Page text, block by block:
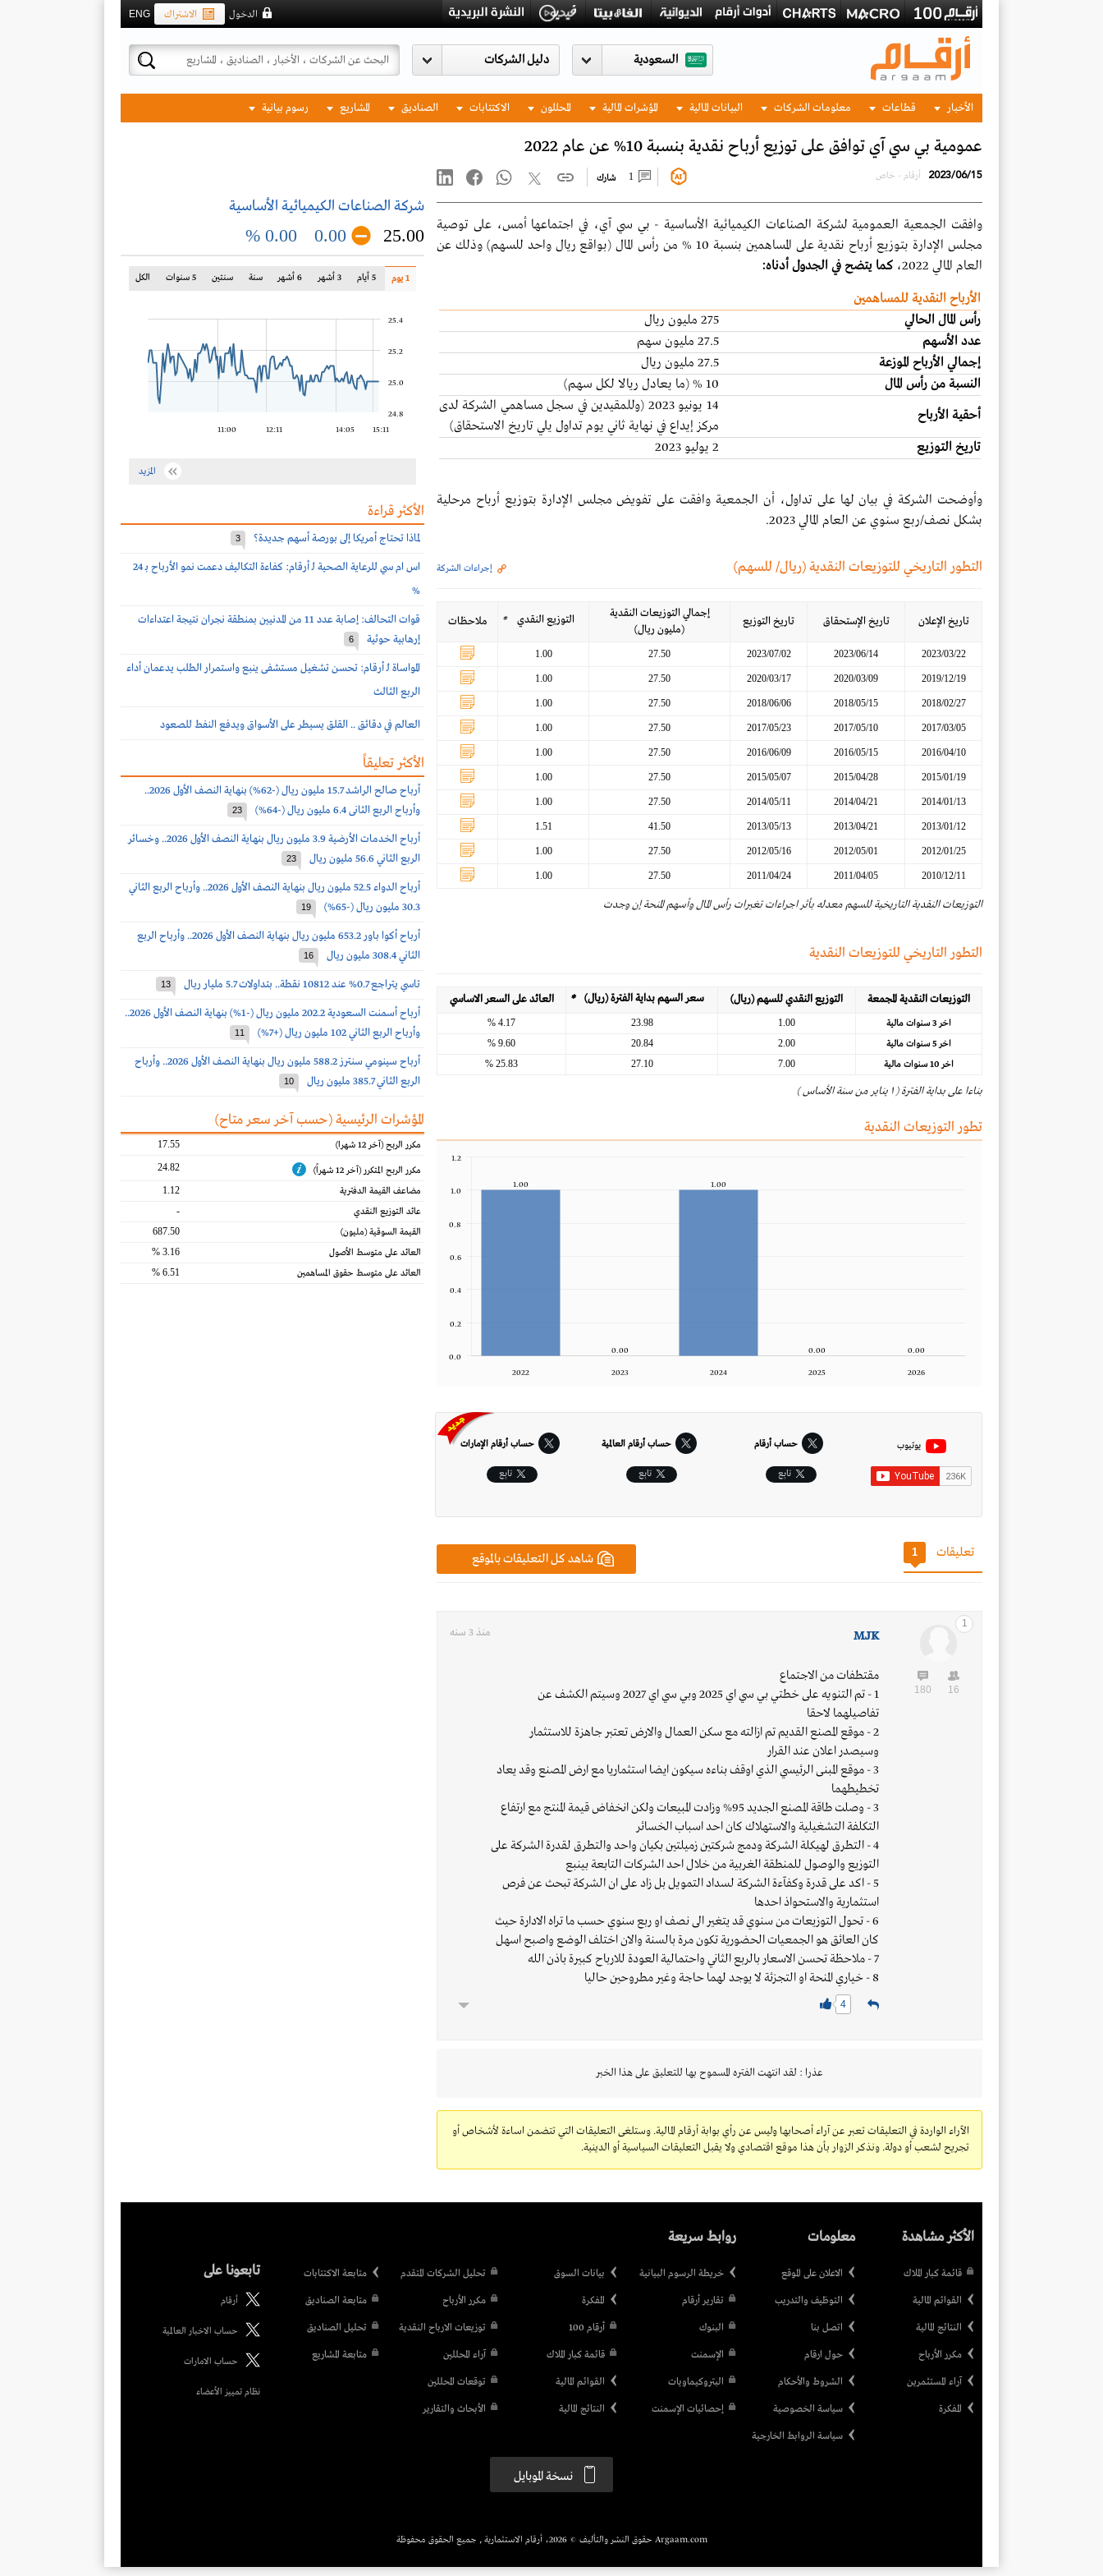
ENG الاشتراك الدخول
السعودية
الأخبار قطاعات معلومات الشركات البيانات المالية المؤشرات المالية المحللون الاكتتابات الصناديق المشاريع رسوم بيانية
عمومية بي سي آي توافق على توزيع أرباح نقدية بنسبة 10% عن عام 2022
2023/06/15 أرقام - خاص شارك 1
وافقت الجمعية العمومية لشركة الصناعات الكيميائية الأساسية - بي سي آي، في اجتماعها أمس، على توصية
مجلس الإدارة بتوزيع أرباح نقدية على المساهمين بنسبة 10 % من رأس المال (بواقع ريال واحد للسهم) وذلك عن
العام المالي 2022،
كما يتضح في الجدول أدناه:
الأرباح النقدية للمساهمين
رأس المال الحالي
275 مليون ريال
عدد الأسهم
27.5 مليون سهم
إجمالي الأرباح الموزعة
27.5 مليون ريال
النسبة من رأس المال
10 % (ما يعادل ريالا لكل سهم)
أحقية الأرباح
14 يونيو 2023 (وللمقيدين في سجل مساهمي الشركة لدى
مركز إيداع في نهاية ثاني يوم تداول يلي تاريخ الاستحقاق)
تاريخ التوزيع
2 يوليو 2023
وأوضحت الشركة في بيان لها على تداول، أن الجمعية وافقت على تفويض مجلس الإدارة بتوزيع أرباح مرحلية
بشكل نصف/ربع سنوي عن العام المالي 2023.
التطور التاريخي للتوزيعات النقدية (ريال/ للسهم) إجراءات الشركة
ملاحظات التوزيع النقدي *
إجمالي التوزيعات النقدية
(مليون ريال)
تاريخ التوزيع تاريخ الإستحقاق تاريخ الإعلان
1.00 27.50 2023/07/02 2023/06/14 2023/03/22
1.00 27.50 2020/03/17 2020/03/09 2019/12/19
1.00 27.50 2018/06/06 2018/05/15 2018/02/27
1.00 27.50 2017/05/23 2017/05/10 2017/03/05
1.00 27.50 2016/06/09 2016/05/15 2016/04/10
1.00 27.50 2015/05/07 2015/04/28 2015/01/19
1.00 27.50 2014/05/11 2014/04/21 2014/01/13
1.51 41.50 2013/05/13 2013/04/21 2013/01/12
1.00 27.50 2012/05/16 2012/05/01 2012/01/25
1.00 27.50 2011/04/24 2011/04/05 2010/12/11
التوزيعات النقدية التاريخية للسهم معدله بأثر اجراءات تغيرات رأس المال وأسهم المنحة إن وجدت
التطور التاريخي للتوزيعات النقدية
التوزيعات النقدية المجمعة التوزيع النقدي للسهم (ريال) * سعر السهم بداية الفترة (ريال) العائد على السعر الاساسي
اخر 3 سنوات مالية 1.00
23.98
4.17 %
اخر 5 سنوات مالية
2.00
20.84
9.60 %
اخر 10 سنوات مالية
7.00
27.10
25.83 %
بناءا على بداية الفترة ( ١ يناير من سنة الأساس )
تطور التوزيعات النقدية
1.00
0.00
1.00
0.00 0.00
2022 2023 2024 2025 2026
0.0
0.2
0.4
0.6
0.8
1.0
1.2
يوتيوب حساب أرقام
تابِع
حساب أرقام العالمية
تابِع
حساب أرقام الإمارات‎
تابِع
شاهد كل التعليقات بالموقع تعليقات 1
1
16
180
MJK منذ 3 سنه
مقتطفات من الاجتماع
1 - تم التنويه على خطتي بي سي اي 2025 وبي سي اي 2027 وسيتم الكشف عن
تفاصيلهما لاحقا
2 - موقع المصنع القديم تم ازالته مع سكن العمال والارض تعتبر جاهزة للاستثمار
وسيصدر اعلان عند القرار
3 - موقع المبنى الرئيسي الذي اوقف بناءه سيكون ايضا استثماريا مع ارض المصنع وقد يعاد
تخطيطهما
3 - وصلت طاقة المصنع الجديد 95% وزادت المبيعات ولكن انخفاض قيمة المنتج مع ارتفاع
التكلفة التشغيلية والاستهلاك كان احد اسباب الخسائر
4 - التطرق لهيكلة الشركة ودمج شركتين زميلتين بكيان واحد والتطرق لقدرة الشركة على
التوزيع والوصول للمنطقة الغربية من خلال احد الشركات التابعة بينبع
5 - اكد على قدرة وكفآءة الشركة لسداد التمويل بل زاد على ان الشركة تبحث عن فرص
استثمارية والاستحواذ احدها
6 - تحول التوزيعات من سنوي قد يتغير الى نصف او ربع سنوي حسب ما تراه الادارة حيث
كان العائق هو الجمعيات الحضورية تكون مرة بالسنة والان اختلف الوضع واصبح اسهل
7 - ملاحظة تحسن الاسعار بالربع الثاني واحتمالية العودة للارباح كبيرة باذن الله
8 - خياري المنحة او التجزئة لا يوجد لهما حاجة وغير مطروحين حاليا
4
عذرا : لقد انتهت الفتره المسموح بها للتعليق على هذا الخبر
الآراء الواردة في التعليقات تعبر عن آراء أصحابها وليس عن رأي بوابة أرقام المالية. وستلغى التعليقات التي تتضمن اساءة لأشخاص أو
تجريح لشعب أو دولة. ونذكر الزوار بأن هذا موقع اقتصادي ولا يقبل التعليقات السياسية أو الدينية.
شركة الصناعات الكيميائية الأساسية
25.00
0.00
0.00 %
1 يوم 5 أيام 3 أشهر 6 أشهر سنة سنتين 5 سنوات الكل
11:00 12:11 14:05 15:11
24.8
25.0
25.2
25.4
المزيد
الأكثر قراءة
لماذا تحتاج أمريكا إلى بورصة أسهم جديدة؟ 3
اس ام سي للرعاية الصحية لـ أرقام: كفاءة التكاليف دعمت نمو الأرباح بـ 24
%
قوات التحالف: إصابة عدد 11 من المدنيين بمنطقة نجران نتيجة اعتداءات
إرهابية حوثية
6
المواساة لـ أرقام: تحسن تشغيل مستشفى ينبع واستمرار الطلب يدعمان أداء
الربع الثالث
العالم في دقائق .. القلق يسيطر على الأسواق ويدفع النفط للصعود
الأكثر تعليقاً
أرباح صالح الراشد 15.7 مليون ريال (-62%) بنهاية النصف الأول 2026..
وأرباح الربع الثانى 6.4 مليون ريال (-64%)
23
أرباح الخدمات الأرضية 3.9 مليون ريال بنهاية النصف الأول 2026.. وخسائر
الربع الثاني 56.6 مليون ريال
23
أرباح الدواء 52.5 مليون ريال بنهاية النصف الأول 2026.. وأرباح الربع الثاني
30.3 مليون ريال (-65%)
19
أرباح أكوا باور 653.2 مليون ريال بنهاية النصف الأول 2026.. وأرباح الربع
الثاني 308.4 مليون ريال
16
تاسي يتراجع 0.7% عند 10812 نقطة.. بتداولات 5.7 مليار ريال 13
أرباح أسمنت السعودية 202.2 مليون ريال (-1%) بنهاية النصف الأول 2026..
وأرباح الربع الثاني 102 مليون ريال (+7%)
11
أرباح سينومي سنترز 588.2 مليون ريال بنهاية النصف الأول 2026.. وأرباح
الربع الثاني 385.7 مليون ريال
10
المؤشرات الرئيسية (حسب آخر سعر متاح)‎
مكرر الربح (آخر 12 شهرا) 17.55
مكرر الربح المتكرر (آخر 12 شهراً) 24.82
مضاعف القيمة الدفترية
1.12
عائد التوزيع النقدي
-
القيمة السوقية (مليون)
687.50
العائد على متوسط الأصول
3.16 %
العائد على متوسط حقوق المساهمين
6.51 %
الأكثر مشاهدة
قائمة كبار الملاك
القوائم المالية
النتائج المالية
مكرر الأرباح
آراء المستثمرين
المفكرة
معلومات
الاعلان على الموقع
التوظيف والتدريب
اتصل بنا
حول ارقام
الشروط والأحكام
سياسة الخصوصية
سياسة الروابط الخارجية
روابط سريعة
خريطة الرسوم البيانية
تقارير أرقام
البنوك
الإسمنت
البتروكيماويات
إحصائيات الإسمنت
بيانات السوق
المفكرة
أرقام 100
قائمة كبار الملاك
القوائم المالية
النتائج المالية
تحليل الشركات المتقدم
مكرر الأرباح
توزيعات الارباح النقدية
آراء المحللين
توقعات المحللين
الأبحاث والتقارير
متابعة الاكتتابات
متابعة الصناديق
تحليل الصناديق
متابعة المشاريع
تابعونا على
أرقام
حساب الاخبار العالمية
حساب الامارات
نظام تمييز الأعضاء
نسخة الموبايل
Argaam.com حقوق النشر والتأليف © 2026، أرقام الاستثمارية , جميع الحقوق محفوظة